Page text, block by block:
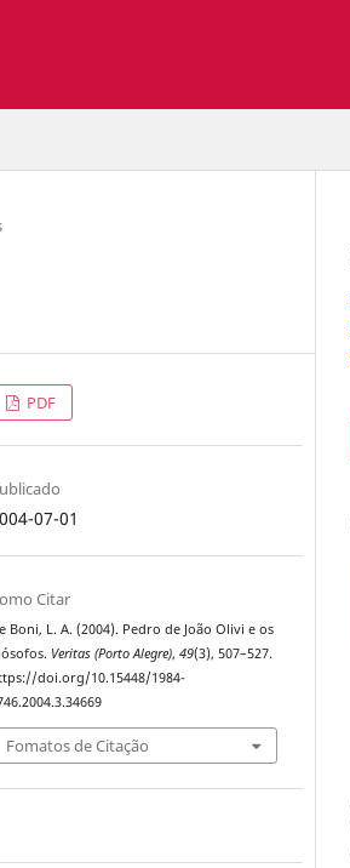
PDF
07-01
Citar
Boni, L. A. (2004). Pedro de João Olivi e os
Veritas (Porto Alegre), 49(3), 507–527.
doi.org/10.15448/1984-
Fomatos de Citação